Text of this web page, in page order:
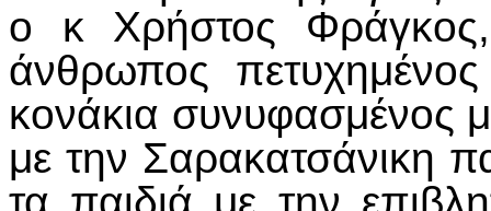
ο κ Χρήστος Φράγκος,
άνθρωπος
κονάκια συνυφασμένος
με την Σαρακατσάνικη
τα παιδιά με την